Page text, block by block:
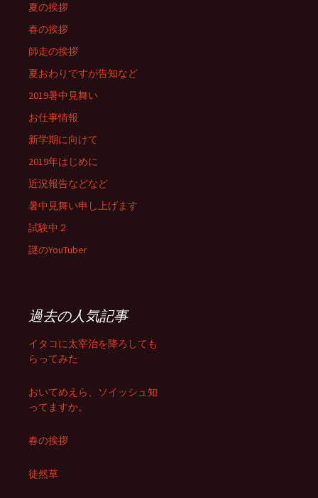
夏の挨拶
春の挨拶
師走の挨拶
夏おわりですが告知など
2019暑中見舞い
お仕事情報
新学期に向けて
2019年はじめに
近況報告などなど
暑中見舞い申し上げます
試験中２
謎のYouTuber
過去の人気記事
イタコに太宰治を降ろしても
らってみた
おいてめえら、ソイッシュ知
ってますか。
春の挨拶
徒然草